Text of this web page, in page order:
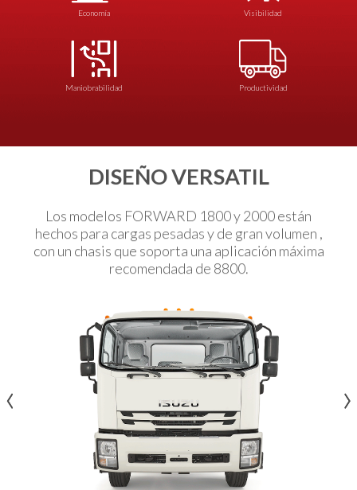
Economía
Maniobrabilidad
Visibilidad
Productividad
DISEÑO VERSATIL
Los modelos FORWARD 1800 y 2000 están
hechos para cargas pesadas y de gran volumen ,
con un chasis que soporta una aplicación máxima
recomendada de 8800.
‹ ›
‹ ›